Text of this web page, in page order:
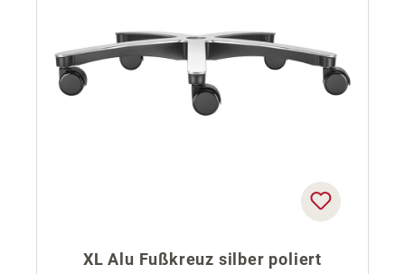
XL Alu Fußkreuz silber poliert